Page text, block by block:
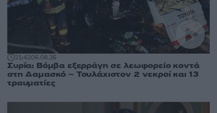
21:4206.08.26
Συρία: Βόμβα εξερράγη σε λεωφορείο κοντά
στη Δαμασκό – Τουλάχιστον 2 νεκροί και 13
τραυματίες